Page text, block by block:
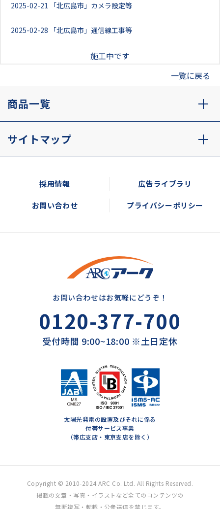
2025-02-21 「北広島市」カメラ設定等
2025-02-28 「北広島市」通信線工事等
施工中です
一覧に戻る
商品一覧
サイトマップ
採用情報 広告ライブラリ
お問い合わせ プライバシーポリシー
お問い合わせはお気軽にどうぞ！
0120-377-700
受付時間 9:00~18:00 ※土日定休
太陽光発電の設置及びそれに係る
付帯サービス事業
（帯広支店・東京支店を除く）
Copyright © 2010-2024 ARC Co. Ltd. All Rights Reserved.
掲載の文章・写真・イラストなど全てのコンテンツの
無断複写・転載・公衆送信を禁じます。